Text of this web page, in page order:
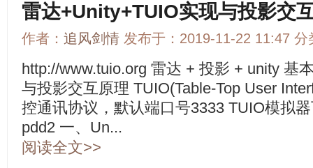
雷达+Unity+TUIO实现与投影交
作者： 追风剑情 发布于：2019-11-22 11:47 分
http://www.tuio.org 雷达 + 投影 + unity 基
与投影交互原理 TUIO(Table-Top User
控通讯协议，默认端口号3333 TUIO模拟
pdd2 一、Un...
阅读全文>>